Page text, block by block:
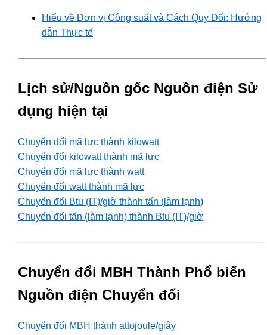
Hiểu về Đơn vị Công suất và Cách Quy Đổi: Hướng
dẫn Thực tế
Lịch sử/Nguồn gốc Nguồn điện Sử
dụng hiện tại
Chuyển đổi mã lực thành kilowatt
Chuyển đổi kilowatt thành mã lực
Chuyển đổi mã lực thành watt
Chuyển đổi watt thành mã lực
Chuyển đổi Btu (IT)/giờ thành tấn (làm lạnh)
Chuyển đổi tấn (làm lạnh) thành Btu (IT)/giờ
Chuyển đổi MBH Thành Phổ biến
Nguồn điện Chuyển đổi
Chuyển đổi MBH thành attojoule/giây